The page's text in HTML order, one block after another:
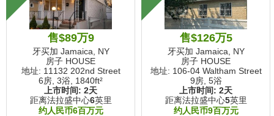
售$89万9
牙买加 Jamaica, NY
房子 HOUSE
地址: 11132 202nd Street
6房, 3浴, 1840ft²
上市时间: 2天
距离法拉盛中心6英里
约人民币6百万元
售$126万5
牙买加 Jamaica, NY
房子 HOUSE
地址: 106-04 Waltham Street
9房, 5浴
上市时间: 2天
距离法拉盛中心5英里
约人民币9百万元